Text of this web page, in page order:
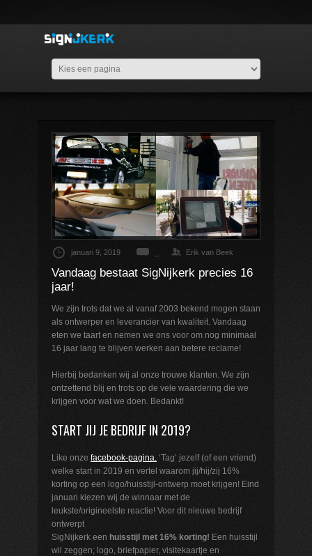
januari 9, 2019 Erik van Beek
Vandaag bestaat SigNijkerk precies 16
jaar!
We zijn trots dat we al vanaf 2003 bekend mogen staan
als ontwerper en leverancier van kwaliteit. Vandaag
eten we taart en nemen we ons voor om nog minimaal
16 jaar lang te blijven werken aan betere reclame!
Hierbij bedanken wij al onze trouwe klanten. We zijn
ontzettend blij en trots op de vele waardering die we
krijgen voor wat we doen. Bedankt!
START JIJ JE BEDRIJF IN 2019?
Like onze facebook-pagina. ‘Tag’ jezelf (of een vriend)
welke start in 2019 en vertel waarom jij/hij/zij 16%
korting op een logo/huisstijl-ontwerp moet krijgen! Eind
januari kiezen wij de winnaar met de
leukste/origineelste reactie! Voor dit nieuwe bedrijf
ontwerpt
SigNijkerk een huisstijl met 16% korting! Een huisstijl
wil zeggen; logo, briefpapier, visitekaartje en